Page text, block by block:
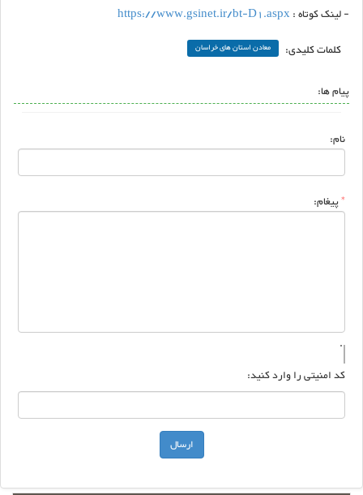
- لینک کوتاه : https://www.gsinet.ir/bt-D1.aspx
کلمات کلیدی:
معادن استان های خراسان
پیام ها:
نام:
*پیغام:
کد امنیتی را وارد کنید: